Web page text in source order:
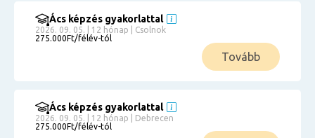
Ács képzés gyakorlattal
2026. 09. 05. | 12 hónap | Csolnok
275.000Ft/félév-tól
Tovább
Ács képzés gyakorlattal
2026. 09. 05. | 12 hónap | Debrecen
275.000Ft/félév-tól